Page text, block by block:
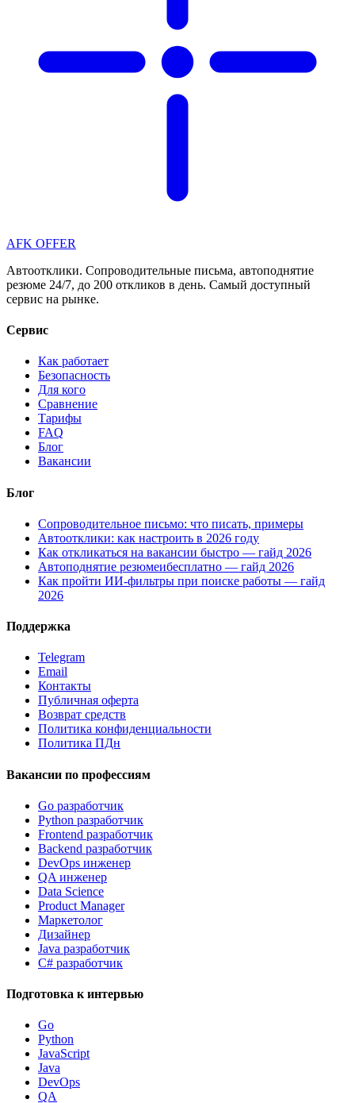
AFK OFFER
Автоотклики. Сопроводительные письма, автоподнятие
резюме 24/7, до 200 откликов в день. Самый доступный
сервис на рынке.
Сервис
Как работает
Безопасность
Для кого
Сравнение
Тарифы
FAQ
Блог
Вакансии
Блог
Сопроводительное письмо: что писать, примеры
Автоотклики: как настроить в 2026 году
Как откликаться на вакансии быстро — гайд 2026
Автоподнятие резюмеибесплатно — гайд 2026
Как пройти ИИ-фильтры при поиске работы — гайд
2026
Поддержка
Telegram
Email
Контакты
Публичная оферта
Возврат средств
Политика конфиденциальности
Политика ПДн
Вакансии по профессиям
Go разработчик
Python разработчик
Frontend разработчик
Backend разработчик
DevOps инженер
QA инженер
Data Science
Product Manager
Маркетолог
Дизайнер
Java разработчик
C# разработчик
Подготовка к интервью
Go
Python
JavaScript
Java
DevOps
QA